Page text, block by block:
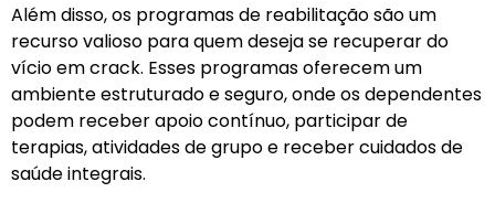
Além disso, os programas de reabilitação são um
recurso valioso para quem deseja se recuperar do
vício em crack. Esses programas oferecem um
ambiente estruturado e seguro, onde os dependentes
podem receber apoio contínuo, participar de
terapias, atividades de grupo e receber cuidados de
saúde integrais.